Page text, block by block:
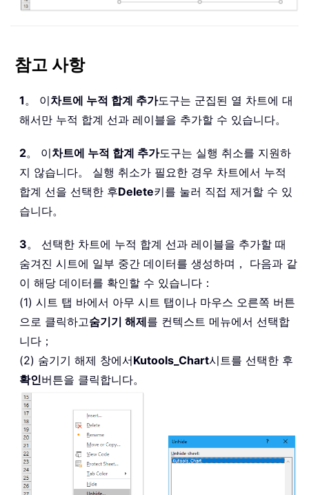
참고 사항
1。 이차트에 누적 합계 추가도구는 군집된 열 차트에 대
해서만 누적 합계 선과 레이블을 추가할 수 있습니다。
2。 이차트에 누적 합계 추가도구는 실행 취소를 지원하
지 않습니다。 실행 취소가 필요한 경우 차트에서 누적
합계 선을 선택한 후Delete키를 눌러 직접 제거할 수 있
습니다。
3。 선택한 차트에 누적 합계 선과 레이블을 추가할 때
숨겨진 시트에 일부 중간 데이터를 생성하며， 다음과 같
이 해당 데이터를 확인할 수 있습니다：
(1) 시트 탭 바에서 아무 시트 탭이나 마우스 오른쪽 버튼
으로 클릭하고숨기기 해제를 컨텍스트 메뉴에서 선택합
니다；
(2) 숨기기 해제 창에서Kutools_Chart시트를 선택한 후
확인버튼을 클릭합니다。